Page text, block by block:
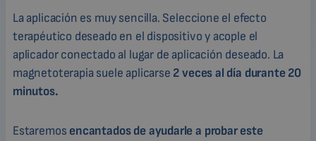
La aplicación es muy sencilla. Seleccione el efecto
terapéutico deseado en el dispositivo y acople el
aplicador conectado al lugar de aplicación deseado. La
magnetoterapia suele aplicarse 2 veces al día durante 20
minutos.
Estaremos encantados de ayudarle a probar este